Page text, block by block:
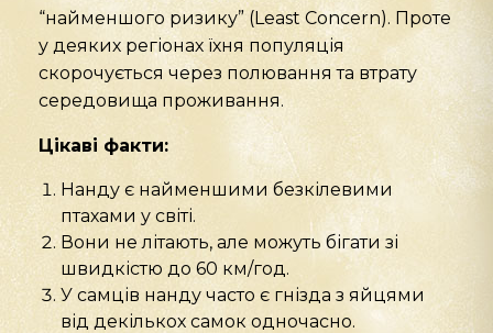
“найменшого ризику” (Least Concern). Проте
у деяких регіонах їхня популяція
скорочується через полювання та втрату
середовища проживання.
Цікаві факти:
Нанду є найменшими безкілевими
птахами у світі.
Вони не літають, але можуть бігати зі
швидкістю до 60 км/год.
У самців нанду часто є гнізда з яйцями
від декількох самок одночасно.